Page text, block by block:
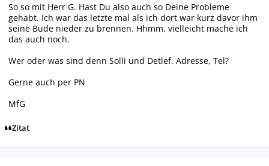
So so mit Herr G. Hast Du also auch so Deine Probleme
gehabt. Ich war das letzte mal als ich dort war kurz davor ihm
seine Bude nieder zu brennen. Hhmm, vielleicht mache ich
das auch noch.
Wer oder was sind denn Solli und Detlef. Adresse, Tel?
Gerne auch per PN
MfG
Zitat